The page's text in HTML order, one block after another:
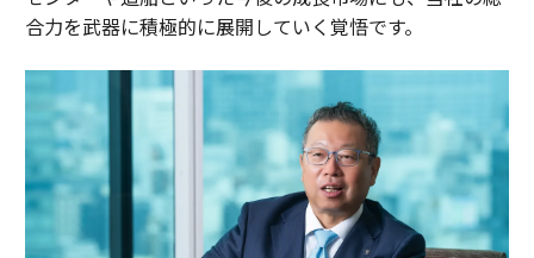
合力を武器に積極的に展開していく覚悟です。